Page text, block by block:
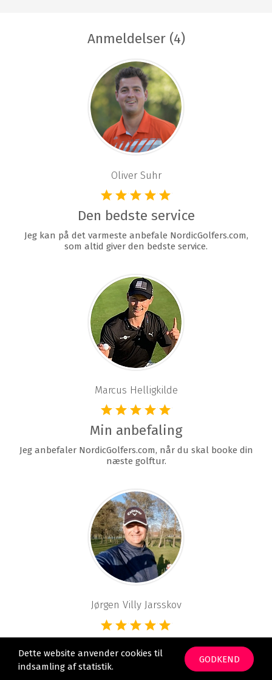
Anmeldelser (4)
Oliver Suhr
Den bedste service
Jeg kan på det varmeste anbefale NordicGolfers.com,
som altid giver den bedste service.
Marcus Helligkilde
Min anbefaling
Jeg anbefaler NordicGolfers.com, når du skal booke din
næste golftur.
Jørgen Villy Jarsskov
Bedste jeg har gjort
Der er super god service og det er rigtig dygtige
Dette website anvender cookies til
indsamling af statistik.
GODKEND